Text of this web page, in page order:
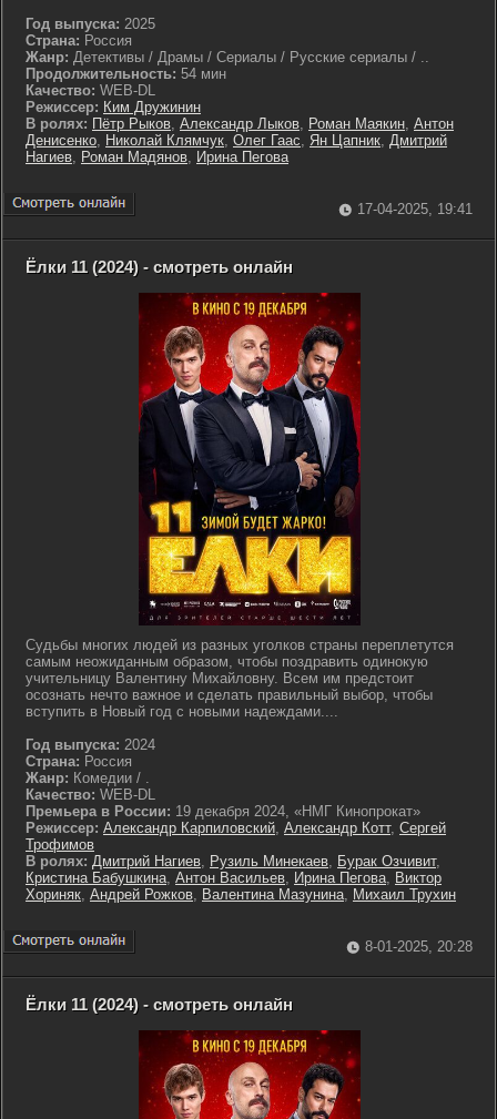
Год выпуска: 2025
Страна: Россия
Жанр: Детективы / Драмы / Сериалы / Русские сериалы / ..
Продолжительность: 54 мин
Качество: WEB-DL
Режиссер: Ким Дружинин
В ролях: Пётр Рыков, Александр Лыков, Роман Маякин, Антон
Денисенко, Николай Клямчук, Олег Гаас, Ян Цапник, Дмитрий
Нагиев, Роман Мадянов, Ирина Пегова
17-04-2025, 19:41
Ёлки 11 (2024) - смотреть онлайн
Судьбы многих людей из разных уголков страны переплетутся
самым неожиданным образом, чтобы поздравить одинокую
учительницу Валентину Михайловну. Всем им предстоит
осознать нечто важное и сделать правильный выбор, чтобы
вступить в Новый год с новыми надеждами....
Год выпуска: 2024
Страна: Россия
Жанр: Комедии / .
Качество: WEB-DL
Премьера в России: 19 декабря 2024, «НМГ Кинопрокат»
Режиссер: Александр Карпиловский, Александр Котт, Сергей
Трофимов
В ролях: Дмитрий Нагиев, Рузиль Минекаев, Бурак Озчивит,
Кристина Бабушкина, Антон Васильев, Ирина Пегова, Виктор
Хориняк, Андрей Рожков, Валентина Мазунина, Михаил Трухин
8-01-2025, 20:28
Ёлки 11 (2024) - смотреть онлайн